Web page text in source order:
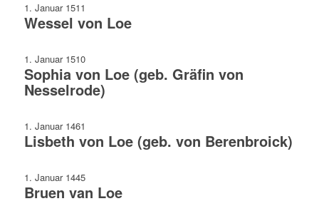
1. Januar 1511
Wessel von Loe
1. Januar 1510
Sophia von Loe (geb. Gräfin von
Nesselrode)
1. Januar 1461
Lisbeth von Loe (geb. von Berenbroick)
1. Januar 1445
Bruen van Loe